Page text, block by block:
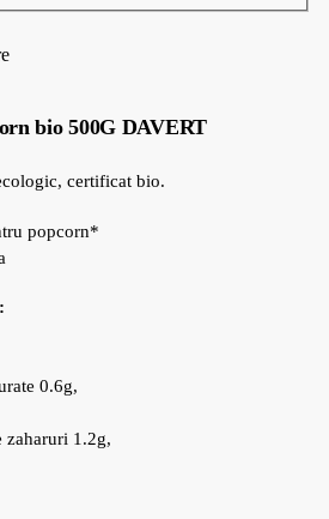
bio 500G DAVERT
certificat bio.
popcorn*
0.6g,
zaharuri 1.2g,